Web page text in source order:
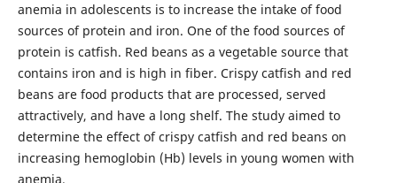
anemia in adolescents is to increase the intake of food
sources of protein and iron. One of the food sources of
protein is catfish. Red beans as a vegetable source that
contains iron and is high in fiber. Crispy catfish and red
beans are food products that are processed, served
attractively, and have a long shelf. The study aimed to
determine the effect of crispy catfish and red beans on
increasing hemoglobin (Hb) levels in young women with
anemia.